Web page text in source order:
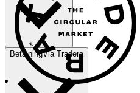
BetalningVia Tradera